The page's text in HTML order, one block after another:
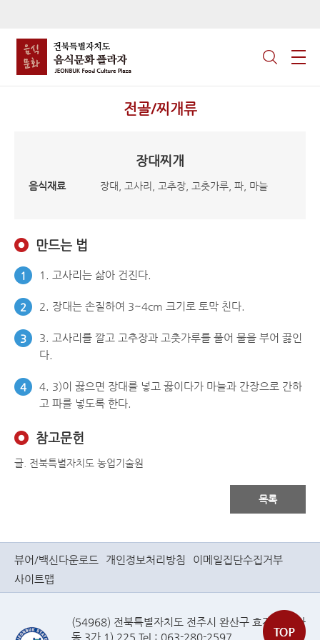
전골/찌개류
장대찌개
음식재료 장대, 고사리, 고추장, 고춧가루, 파, 마늘
만드는 법
1 1. 고사리는 삶아 건진다.
2 2. 장대는 손질하여 3~4cm 크기로 토막 친다.
3
3. 고사리를 깔고 고추장과 고춧가루를 풀어 물을 부어 끓인
다.
4
4. 3)이 끓으면 장대를 넣고 끓이다가 마늘과 간장으로 간하
고 파를 넣도록 한다.
참고문헌
글. 전북특별자치도 농업기술원
목록
뷰어/백신다운로드 개인정보처리방침
이메일집단수집거부
사이트맵
(54968) 전북특별자치도 전주시 완산구 효자로(효자
동 3가 1) 225 Tel : 063-280-2597